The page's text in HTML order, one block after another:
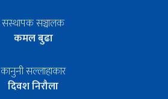
सस्थापक सञ्चालक
कमल बुढा
कानुनी सल्लाहाकार
दिवश निरौला